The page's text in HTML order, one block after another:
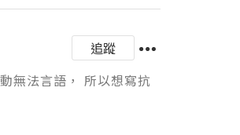
追蹤
無法言語， 所以想寫抗